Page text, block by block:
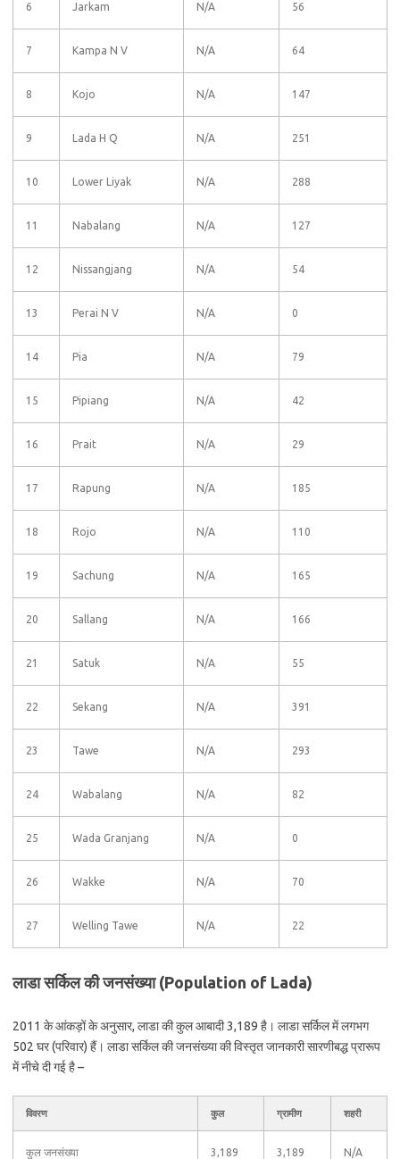
6 Jarkam N/A 56
7 Kampa N V N/A 64
8 Kojo N/A 147
9 Lada H Q N/A 251
10 Lower Liyak N/A 288
11 Nabalang N/A 127
12 Nissangjang N/A 54
13 Perai N V N/A 0
14 Pia N/A 79
15 Pipiang N/A 42
16 Prait N/A 29
17 Rapung N/A 185
18 Rojo N/A 110
19 Sachung N/A 165
20 Sallang N/A 166
21 Satuk N/A 55
22 Sekang N/A 391
23 Tawe N/A 293
24 Wabalang N/A 82
25 Wada Granjang N/A 0
26 Wakke N/A 70
27 Welling Tawe N/A 22
लाडा सर्किल की जनसंख्या (Population of Lada)
2011 के आंकड़ों के अनुसार, लाडा की कुल आबादी 3,189 है। लाडा सर्किल में लगभग
502 घर (परिवार) हैं। लाडा सर्किल की जनसंख्या की विस्तृत जानकारी सारणीबद्ध प्रारूप
में नीचे दी गई है –
विवरण कुल ग्रामीण शहरी
कुल जनसंख्या 3,189 3,189 N/A